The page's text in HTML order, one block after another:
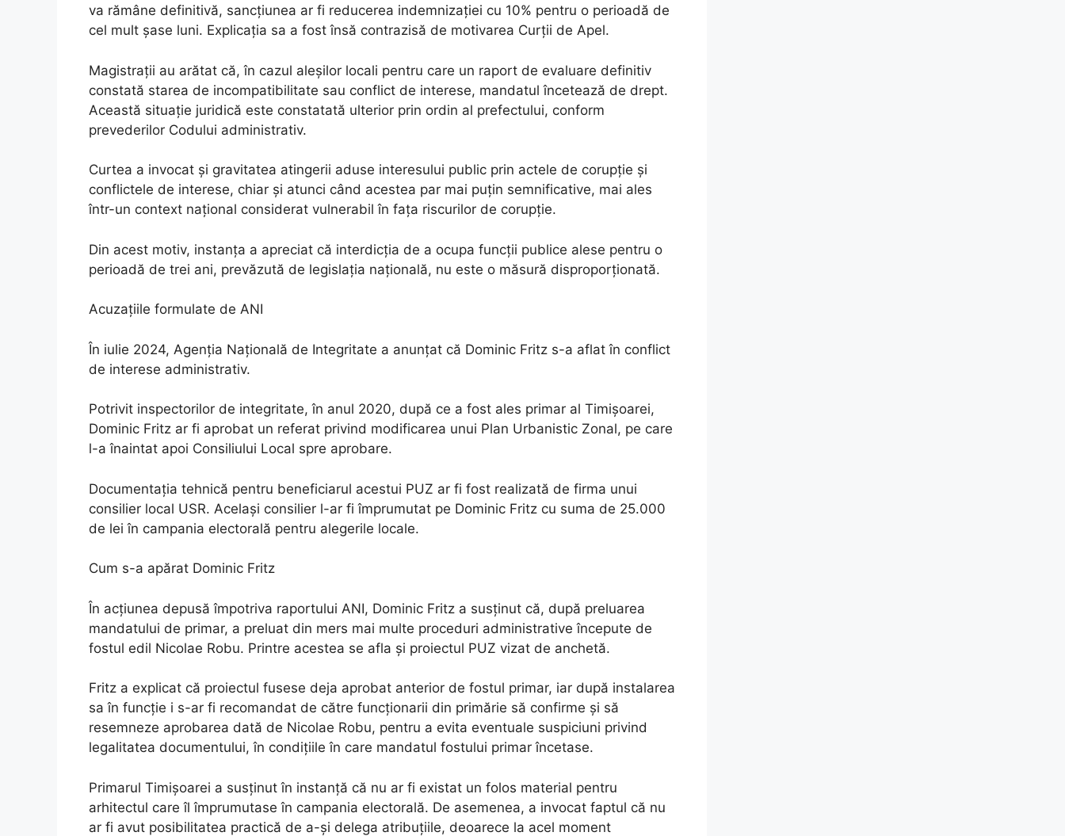
va rămâne definitivă, sancțiunea ar fi reducerea indemnizației cu 10% pentru o perioadă de
cel mult șase luni. Explicația sa a fost însă contrazisă de motivarea Curții de Apel.
Magistrații au arătat că, în cazul aleșilor locali pentru care un raport de evaluare definitiv
constată starea de incompatibilitate sau conflict de interese, mandatul încetează de drept.
Această situație juridică este constatată ulterior prin ordin al prefectului, conform
prevederilor Codului administrativ.
Curtea a invocat și gravitatea atingerii aduse interesului public prin actele de corupție și
conflictele de interese, chiar și atunci când acestea par mai puțin semnificative, mai ales
într-un context național considerat vulnerabil în fața riscurilor de corupție.
Din acest motiv, instanța a apreciat că interdicția de a ocupa funcții publice alese pentru o
perioadă de trei ani, prevăzută de legislația națională, nu este o măsură disproporționată.
Acuzațiile formulate de ANI
În iulie 2024, Agenția Națională de Integritate a anunțat că Dominic Fritz s-a aflat în conflict
de interese administrativ.
Potrivit inspectorilor de integritate, în anul 2020, după ce a fost ales primar al Timișoarei,
Dominic Fritz ar fi aprobat un referat privind modificarea unui Plan Urbanistic Zonal, pe care
l-a înaintat apoi Consiliului Local spre aprobare.
Documentația tehnică pentru beneficiarul acestui PUZ ar fi fost realizată de firma unui
consilier local USR. Același consilier l-ar fi împrumutat pe Dominic Fritz cu suma de 25.000
de lei în campania electorală pentru alegerile locale.
Cum s-a apărat Dominic Fritz
În acțiunea depusă împotriva raportului ANI, Dominic Fritz a susținut că, după preluarea
mandatului de primar, a preluat din mers mai multe proceduri administrative începute de
fostul edil Nicolae Robu. Printre acestea se afla și proiectul PUZ vizat de anchetă.
Fritz a explicat că proiectul fusese deja aprobat anterior de fostul primar, iar după instalarea
sa în funcție i s-ar fi recomandat de către funcționarii din primărie să confirme și să
resemneze aprobarea dată de Nicolae Robu, pentru a evita eventuale suspiciuni privind
legalitatea documentului, în condițiile în care mandatul fostului primar încetase.
Primarul Timișoarei a susținut în instanță că nu ar fi existat un folos material pentru
arhitectul care îl împrumutase în campania electorală. De asemenea, a invocat faptul că nu
ar fi avut posibilitatea practică de a-și delega atribuțiile, deoarece la acel moment